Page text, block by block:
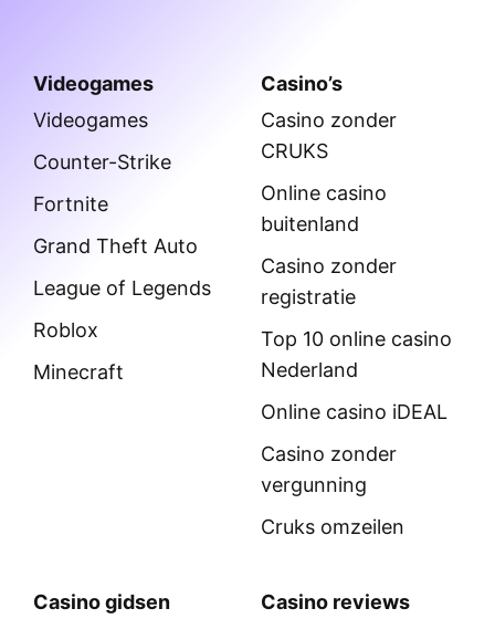
Videogames
Videogames
Counter-Strike
Fortnite
Grand Theft Auto
League of Legends
Roblox
Minecraft
Casino’s
Casino zonder
CRUKS
Online casino
buitenland
Casino zonder
registratie
Top 10 online casino
Nederland
Online casino iDEAL
Casino zonder
vergunning
Cruks omzeilen
Casino gidsen
Casino reviews